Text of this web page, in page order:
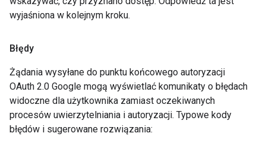
wyjaśniona w kolejnym kroku.
Błędy
Żądania wysyłane do punktu końcowego autoryzacji
OAuth 2.0 Google mogą wyświetlać komunikaty o błędach
widoczne dla użytkownika zamiast oczekiwanych
procesów uwierzytelniania i autoryzacji. Typowe kody
błędów i sugerowane rozwiązania: